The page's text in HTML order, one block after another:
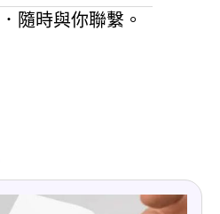
隨時與你聯繫。